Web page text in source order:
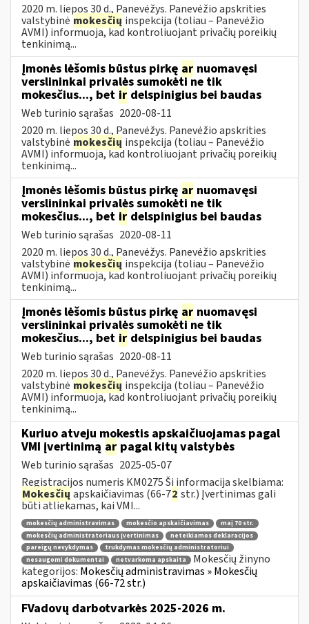
2020 m. liepos 30 d., Panevėžys. Panevėžio apskrities
valstybinė mokesčių inspekcija (toliau – Panevėžio
AVMI) informuoja, kad kontroliuojant privačių poreikių
tenkinimą...
Įmonės lėšomis būstus pirkę ar nuomavęsi
verslininkai privalės sumokėti ne tik
mokesčius..., bet ir delspinigius bei baudas
Web turinio sąrašas 2020-08-11
2020 m. liepos 30 d., Panevėžys. Panevėžio apskrities
valstybinė mokesčių inspekcija (toliau – Panevėžio
AVMI) informuoja, kad kontroliuojant privačių poreikių
tenkinimą...
Įmonės lėšomis būstus pirkę ar nuomavęsi
verslininkai privalės sumokėti ne tik
mokesčius..., bet ir delspinigius bei baudas
Web turinio sąrašas 2020-08-11
2020 m. liepos 30 d., Panevėžys. Panevėžio apskrities
valstybinė mokesčių inspekcija (toliau – Panevėžio
AVMI) informuoja, kad kontroliuojant privačių poreikių
tenkinimą...
Įmonės lėšomis būstus pirkę ar nuomavęsi
verslininkai privalės sumokėti ne tik
mokesčius..., bet ir delspinigius bei baudas
Web turinio sąrašas 2020-08-11
2020 m. liepos 30 d., Panevėžys. Panevėžio apskrities
valstybinė mokesčių inspekcija (toliau – Panevėžio
AVMI) informuoja, kad kontroliuojant privačių poreikių
tenkinimą...
Kuriuo atveju mokestis apskaičiuojamas pagal
VMI įvertinimą ar pagal kitų valstybės
Web turinio sąrašas 2025-05-07
Registracijos numeris KM0275 Ši informacija skelbiama:
Mokesčių apskaičiavimas (66-72 str.) Įvertinimas gali
būti atliekamas, kai VMI...
mokesčių administravimas mokesčio apskaičiavimas
maį 70 str.
mokesčių administratoriaus įvertinimas
neteikiamos deklaracijos
pareigų nevykdymas
trukdymas mokesčių administratoriui
nesaugomi dokumentai
netvarkoma apskaita
Mokesčių žinyno
kategorijos: Mokesčių administravimas » Mokesčių
apskaičiavimas (66-72 str.)
FVadovų darbotvarkės 2025-2026 m.